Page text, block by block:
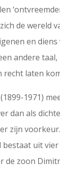
de wereld
en diens
andere taal,
laten
1971)
dan als
zijn
uit vier
de zoon